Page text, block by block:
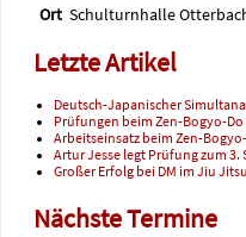
Ort Schulturnhalle
Letzte Artikel
Deutsch-Japanischer
Prüfungen beim Zen-Bogyo-Do
Arbeitseinsatz beim Zen-Bogyo-
Artur Jesse legt Prüfung zum
Großer Erfolg bei DM im Jiu Jitsu
Nächste Termine